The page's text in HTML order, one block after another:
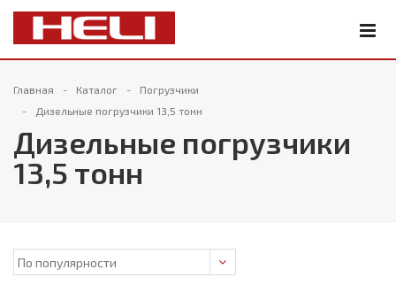
Главная Каталог
Погрузчики
Дизельные погрузчики 13,5 тонн
Дизельные погрузчики
13,5 тонн